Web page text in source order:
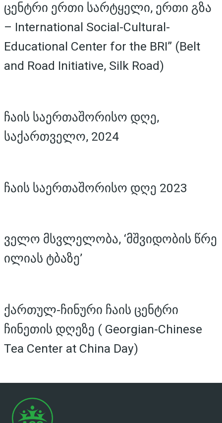
ცენტრი ერთი სარტყელი, ერთი გზა
– International Social-Cultural-
Educational Center for the BRI” (Belt
and Road Initiative, Silk Road)
ჩაის საერთაშორისო დღე,
საქართველო, 2024
ჩაის საერთაშორისო დღე 2023
ველო მსვლელობა, ‘მშვიდობის წრე
ილიას ტბაზე’
ქართულ-ჩინური ჩაის ცენტრი
ჩინეთის დღეზე ( Georgian-Chinese
Tea Center at China Day)